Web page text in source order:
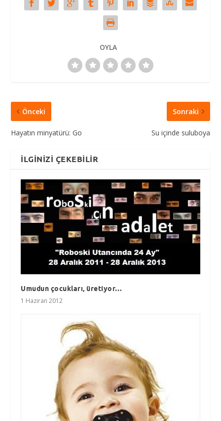
OYLA
Önceki
Hayatın minyatürü: Go
Sonraki
Su içinde suluboya
İLGINIZI ÇEKEBILIR
Umudun çocukları, üretiyor…
1 Haziran 2012